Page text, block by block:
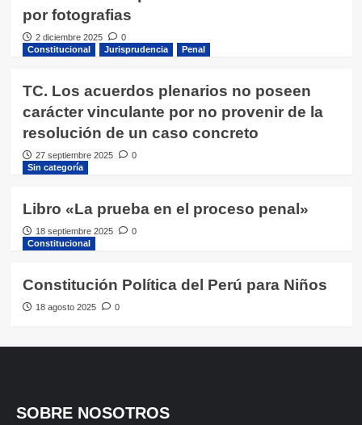
por fotografias
2 diciembre 2025
0
Constitucional
Jurisprudencia Penal
TC. Los acuerdos plenarios no poseen
carácter vinculante por no provenir de la
resolución de un caso concreto
27 septiembre 2025
0
Sin categoría
Libro «La prueba en el proceso penal»
18 septiembre 2025
0
Constitucional
Constitución Política del Perú para Niños
18 agosto 2025 0
SOBRE NOSOTROS